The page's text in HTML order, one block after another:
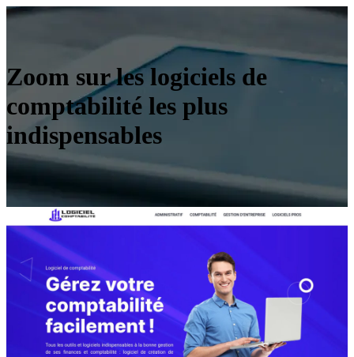
Zoom sur les logiciels de
comptabilité les plus
indispensables